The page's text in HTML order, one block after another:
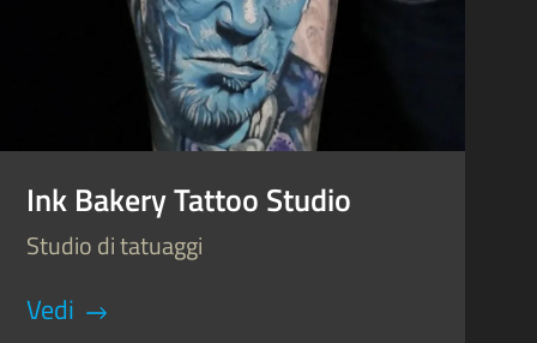
Ink Bakery Tattoo Studio
Studio di tatuaggi
Vedi